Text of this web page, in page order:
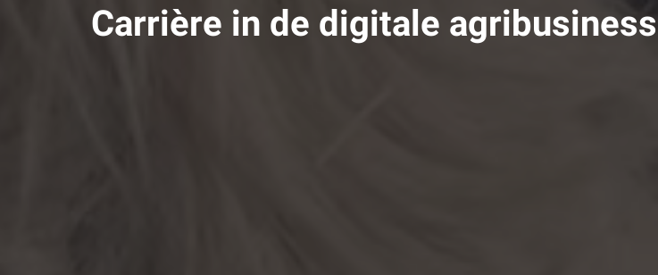
Carrière in de digitale agribusiness